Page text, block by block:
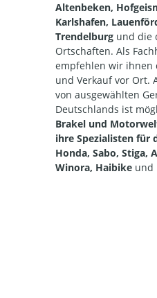
Altenbeken,
Karlshafen,
Trendelburg und die
Ortschaften. Als
empfehlen wir ihnen
und Verkauf vor Ort.
von ausgewählten
Deutschlands ist
Brakel und
ihre Spezialisten für
Honda, Sabo, Stiga,
Winora, Haibike und